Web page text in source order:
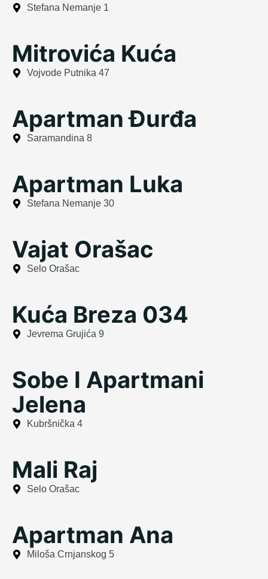
Stefana Nemanje 1
Mitrovića Kuća
Vojvode Putnika 47
Apartman Đurđa
Saramandina 8
Apartman Luka
Stefana Nemanje 30
Vajat Orašac
Selo Orašac
Kuća Breza 034
Jevrema Grujića 9
Sobe I Apartmani
Jelena
Kubršnička 4
Mali Raj
Selo Orašac
Apartman Ana
Miloša Crnjanskog 5